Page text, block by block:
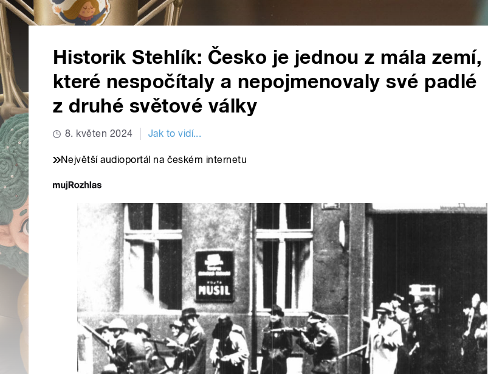
Historik Stehlík: Česko je jednou z mála zemí,
které nespočítaly a nepojmenovaly své padlé
z druhé světové války
8. květen 2024 Jak to vidí...
Největší audioportál na českém internetu